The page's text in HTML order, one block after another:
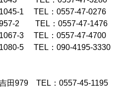
1 TEL：0557-47-0276
2 TEL：0557-47-1476
3 TEL：0557-47-4700
5 TEL：090-4195-3330
田979 TEL：0557-45-1195